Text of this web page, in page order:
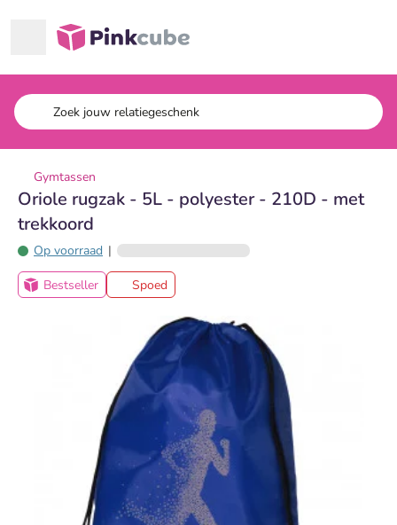
Pinkcube
Gymtassen
Oriole rugzak - 5L - polyester - 210D - met
trekkoord
Op voorraad |
Bestseller Spoed